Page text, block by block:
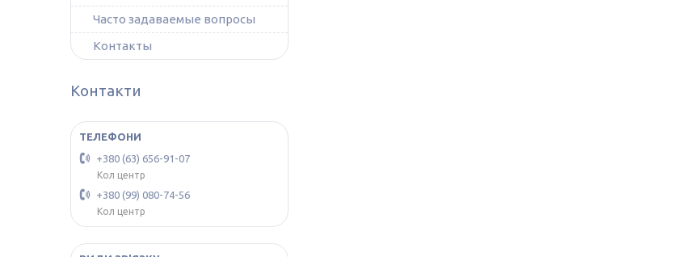
Часто задаваемые вопросы
Контакты
Контакти
+380 (63) 656-91-07
Кол центр
+380 (99) 080-74-56
Кол центр